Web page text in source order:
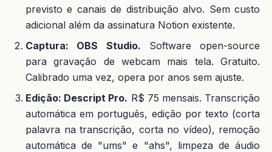
previsto e canais de distribuição alvo. Sem custo
adicional além da assinatura Notion existente.
Captura: OBS Studio. Software open-source
para gravação de webcam mais tela. Gratuito.
Calibrado uma vez, opera por anos sem ajuste.
Edição: Descript Pro. R$ 75 mensais. Transcrição
automática em português, edição por texto (corta
palavra na transcrição, corta no vídeo), remoção
automática de "ums" e "ahs", limpeza de áudio